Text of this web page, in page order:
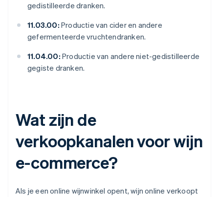
gedistilleerde dranken.
11.03.00: Productie van cider en andere
gefermenteerde vruchtendranken.
11.04.00: Productie van andere niet-gedistilleerde
gegiste dranken.
Wat zijn de
verkoopkanalen voor wijn
e-commerce?
Als je een online wijnwinkel opent, wijn online verkoopt